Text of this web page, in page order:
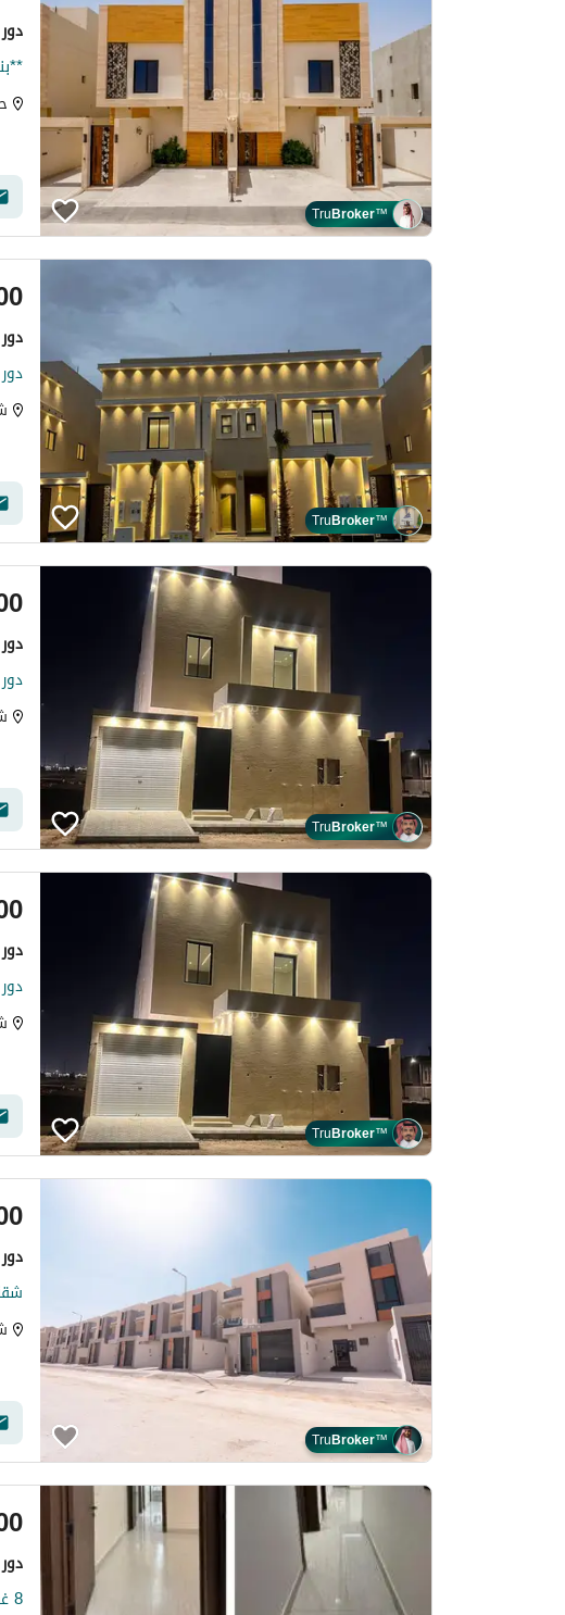
TruBroker™
دور
TruBroker™
دور
TruBroker™
دور
شارع
TruBroker™
دور
شارع
TruBroker™
دور
شارع
دور
8 غرفة دور للبيع في المرجان، الرياض